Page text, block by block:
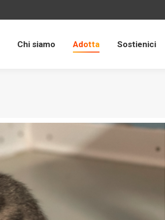
Chi siamo Adotta Sostienici